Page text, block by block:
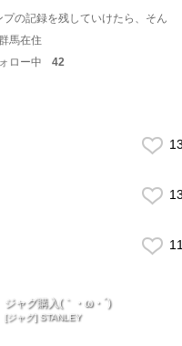
の記録を残していけたら、そん
馬在住
ロー中 42
ジャグ購入(｀・ω・´)
[ジャグ] STANLEY